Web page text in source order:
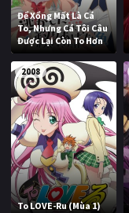
Để Xổng Mất Là Cá
To, Nhưng Cá Tôi Câu
Được Lại Còn To Hơn
2008
To LOVE-Ru (Mùa 1)